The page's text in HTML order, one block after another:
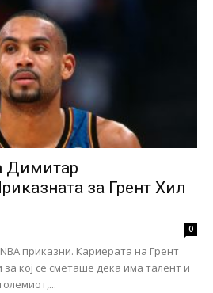
Димитар
за Грент Хил
0
приказни. Кариерата на Грент
кој се сметаше дека има талент и